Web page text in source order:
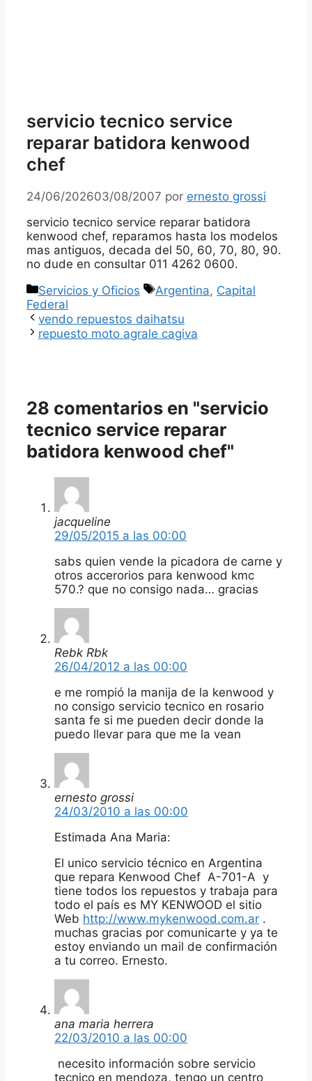
servicio tecnico service
reparar batidora kenwood
chef
24/06/202603/08/2007 por ernesto grossi
servicio tecnico service reparar batidora
kenwood chef, reparamos hasta los modelos
mas antiguos, decada del 50, 60, 70, 80, 90.
no dude en consultar 011 4262 0600.
Categorías
Servicios y Oficios Etiquetas
Argentina, Capital
Federal
vendo repuestos daihatsu
repuesto moto agrale cagiva
28 comentarios en "servicio
tecnico service reparar
batidora kenwood chef"
jacqueline
29/05/2015 a las 00:00
sabs quien vende la picadora de carne y
otros accerorios para kenwood kmc
570.? que no consigo nada… gracias
Rebk Rbk
26/04/2012 a las 00:00
e me rompió la manija de la kenwood y
no consigo servicio tecnico en rosario
santa fe si me pueden decir donde la
puedo llevar para que me la vean
ernesto grossi
24/03/2010 a las 00:00
Estimada Ana Maria:
El unico servicio técnico en Argentina
que repara Kenwood Chef A-701-A y
tiene todos los repuestos y trabaja para
todo el país es MY KENWOOD el sitio
Web http://www.mykenwood.com.ar .
muchas gracias por comunicarte y ya te
estoy enviando un mail de confirmación
a tu correo. Ernesto.
ana maria herrera
22/03/2010 a las 00:00
necesito información sobre servicio
tecnico en mendoza, tengo un centro